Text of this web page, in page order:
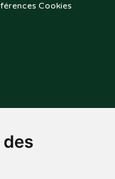
Cookies
sécurisé